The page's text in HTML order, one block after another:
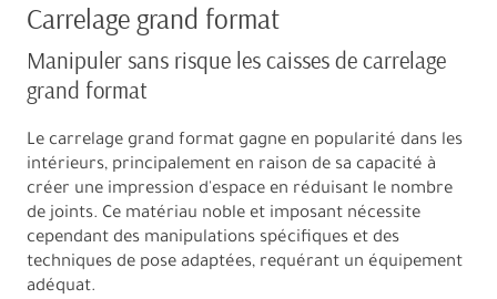
Carrelage grand format
Manipuler sans risque les caisses de carrelage
grand format
Le carrelage grand format gagne en popularité dans les
intérieurs, principalement en raison de sa capacité à
créer une impression d'espace en réduisant le nombre
de joints. Ce matériau noble et imposant nécessite
cependant des manipulations spécifiques et des
techniques de pose adaptées, requérant un équipement
adéquat.